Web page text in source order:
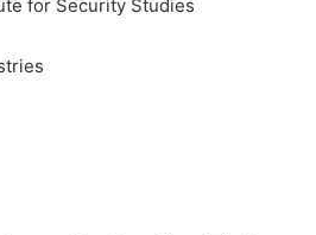
for Security Studies